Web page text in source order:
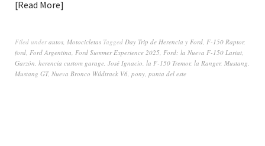
Read More
Filed underautos, Motocicletas Tagged Day Trip de Herencia y Ford, F-150 Raptor,
ford, Ford Argentina, Ford Summer Experience 2025, Ford: la Nueva F-150 Lariat,
Garzón, herencia custom garage, José Ignacio, la F-150 Tremor, la Ranger, Mustang,
Mustang GT, Nueva Bronco Wildtrack V6, pony, punta del este